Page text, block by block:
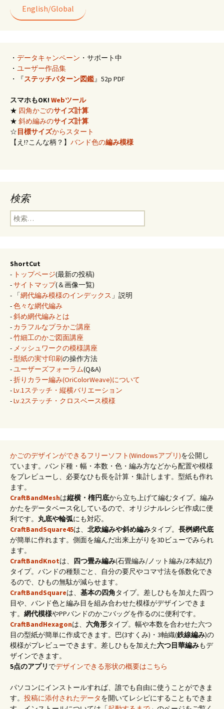
English/Global
・ データキャンペーン ・サポート中
・ ユーザー作品集
・『ステッチパターン図鑑』52p PDF
スマホもOK! Webツール
★ 四角かごのサイズ計算
★ 斜め編みのサイズ計算
☆目標サイズからスタート
【え!?こんな柄？】 バンド色の編み模様
検索
検
索:
ShortCut
- トップページ(最新の投稿)
-サイトマップ(＆画像一覧)
- 「網代編み模様のインデックス 」説明
-色々な網代編み
-斜め網代編みとは
- カラフルなプラかご講座
-竹細工のかご図面講座
- メッシュワークの模様講座
-型紙の実寸印刷の操作方法
-ユーザーズフォーラム(Q&A)
-折りカラー編み(OriColorWeave)について
-Lv.1ステッチ・縦横バリエーション
-Lv.2ステッチ・クロスベース模様
かごのデザインができるフリーソフト(Windowsアプリ)を公開し
ています。バンド種・幅・本数・色・編み方などから配置や模様
をプレビューし、必要なひも長を計算・集計します。型紙も作れ
ます。
CraftBandMeshは縦横・楕円底から立ち上げて編むタイプ。編み
かたをデータベース化しているので、オリジナルレシピ作成に便
利です。 丸底や輪弧にも対応。
CraftBandSquare45は、 北欧編みや斜め編みタイプ。 長桝網代底
が簡単に作れます。側面を編んだ出来上がりを3Dビューでみられ
ます。
CraftBandKnotは、 四つ畳み編み(石畳編み/ノット編み/2本結び)
タイプ。バンドの種類ごと、自分の要尺やコマ寸法を係数化でき
るので、ひもの無駄が減らせます。
CraftBandSquareは、 基本の四角タイプ。差しひもを加えた四つ
目や、バンド色と編み目を組み合わせた模様がデザインできま
す。 網代模様やPPバンドのかごバッグを作るのに便利です。
CraftBandHexagonは、 六角形タイプ。幅や本数を合わせた六つ
目の型紙が簡単に作成できます。巴(3すくみ)・3軸織(鉄線編み)の
模様がプレビューできます。差しひもを加えた六つ目華編みもデ
ザインできます。
5点のアプリ でデザインできる形状の概要はこちら
パソコンにインストールすれば、誰でも自由に使うことができま
す。 投稿に添付されたデータを開いてレシピにすることもできま